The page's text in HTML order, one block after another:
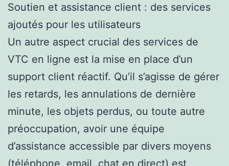
Soutien et assistance client : des services
ajoutés pour les utilisateurs
Un autre aspect crucial des services de
VTC en ligne est la mise en place d’un
support client réactif. Qu’il s’agisse de gérer
les retards, les annulations de dernière
minute, les objets perdus, ou toute autre
préoccupation, avoir une équipe
d’assistance accessible par divers moyens
(téléphone, email, chat en direct) est